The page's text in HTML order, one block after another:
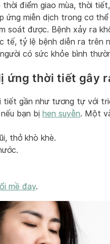
thời điểm giao mùa, thời
ứng miễn dịch trong cơ
soát được. Bệnh xảy ra
tế, tỷ lệ bệnh diễn ra trên
có sức khỏe bình
ứng thời tiết gây
tiết gần như tương tự với
bạn bị hen suyễn. Một
thở khò khè.
mề đay.